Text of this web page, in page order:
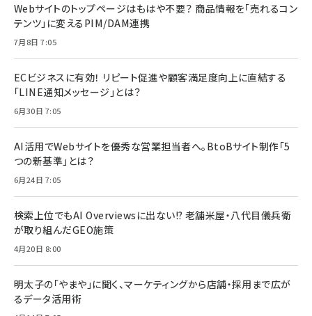
Webサイトのトップページはもはや不要？ 商品情報を「売れるコン
テンツ」に変えるPIM/DAM連携
7月8日 7:05
ECビジネスに有効！ リピート促進や顧客満足度向上に直結する
「LINE通知メッセージ」とは？
6月30日 7:05
AI活用でWebサイトを優秀な営業担当者へ。BtoBサイト制作「5
つの新基準」とは？
6月24日 7:05
検索上位でもAI Overviewsに出ない!? 老舗米屋・八代目儀兵衛
が取り組んだGEO施策
4月20日 8:00
明太子の「やまや」に聞く、マーケティングから店舗・採用まで広が
るデータ活用術